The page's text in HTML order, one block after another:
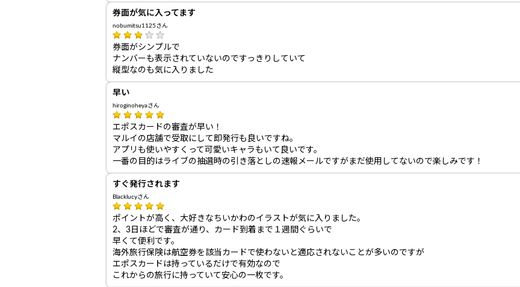
券面が気に入ってます
nobumitsu1125さん
券面がシンプルで
ナンバーも表示されていないのですっきりしていて
縦型なのも気に入りました
早い
hiroginoheyaさん
エポスカードの審査が早い！
マルイの店舗で受取にして即発行も良いですね。
アプリも使いやすくって可愛いキャラもいて良いです。
一番の目的はライブの抽選時の引き落としの速報メールですがまだ使用してないので楽しみです！
すぐ発行されます
Blacklucyさん
ポイントが高く、大好きなちいかわのイラストが気に入りました。
2、3日ほどで審査が通り、カード到着まで１週間ぐらいで
早くて便利です。
海外旅行保険は航空券を該当カードで使わないと適応されないことが多いのですが
エポスカードは持っているだけで有効なので
これからの旅行に持っていて安心の一枚です。